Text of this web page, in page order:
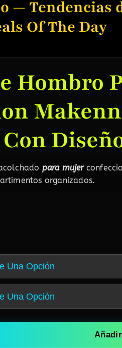
— Tendencias
Of The Day
Hombro
para mujer
organizados.